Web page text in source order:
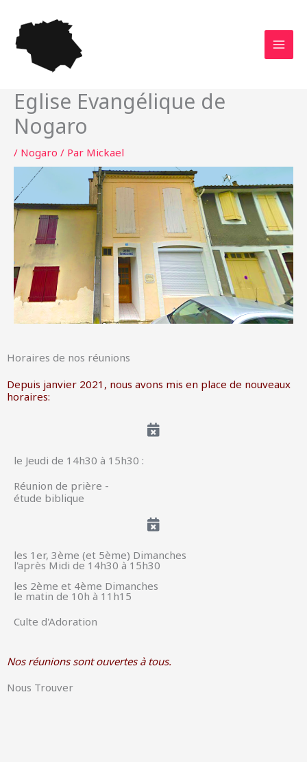
contenu
Eglise Evangélique de
Nogaro
/ Nogaro / Par Mickael
Horaires de nos réunions
Depuis janvier 2021, nous avons mis en place de nouveaux
horaires:
le Jeudi de 14h30 à 15h30 :
Réunion de prière -
étude biblique
les 1er, 3ème (et 5ème) Dimanches
l'après Midi de 14h30 à 15h30
les 2ème et 4ème Dimanches
le matin de 10h à 11h15
Culte d'Adoration
Nos réunions sont ouvertes à tous.
Nous Trouver